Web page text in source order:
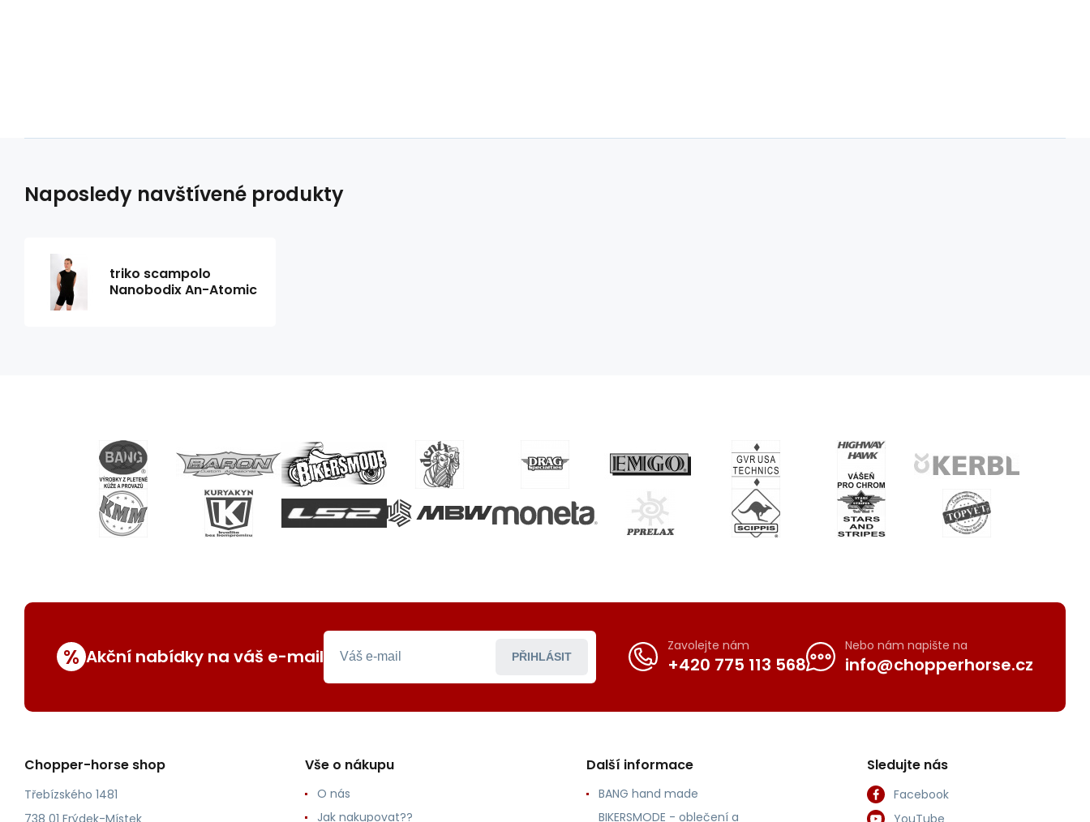
Naposledy navštívené produkty
triko scampolo
Nanobodix An-Atomic
% Akční nabídky na váš e-mail PŘIHLÁSIT
Zavolejte nám
+420 775 113 568
Nebo nám napište na
info@chopperhorse.cz
Chopper-horse shop
Třebízského 1481
738 01 Frýdek-Místek
Vše o nákupu
O nás
Jak nakupovat??
Další informace
BANG hand made
BIKERSMODE - oblečení a
Sledujte nás
Facebook
YouTube